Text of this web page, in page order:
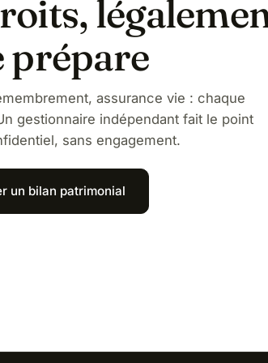
prépare
assurance vie : chaque
gestionnaire indépendant fait le point
sans engagement.
un bilan patrimonial